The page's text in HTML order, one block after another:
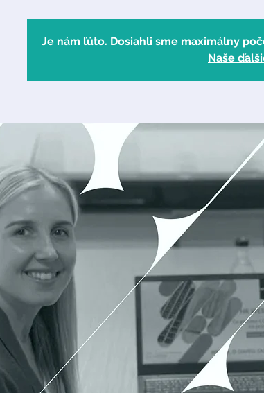
Je nám ľúto. Dosiahli sme maximálny
Naše